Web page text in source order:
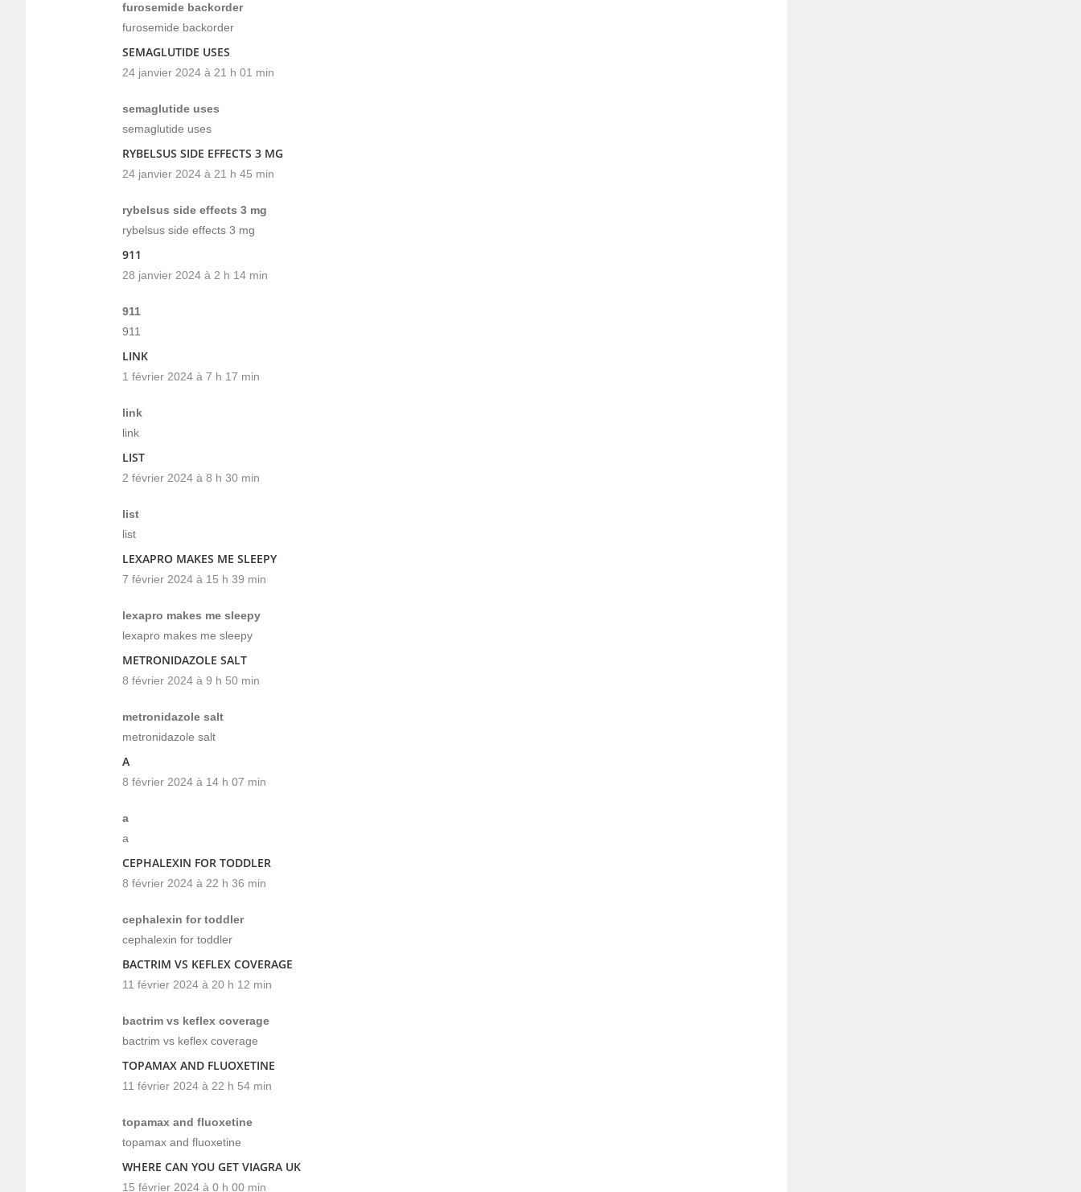
furosemide backorder
furosemide backorder
SEMAGLUTIDE USES
24 janvier 2024 à 21 h 01 min
semaglutide uses
semaglutide uses
RYBELSUS SIDE EFFECTS 3 MG
24 janvier 2024 à 21 h 45 min
rybelsus side effects 3 mg
rybelsus side effects 3 mg
911
28 janvier 2024 à 2 h 14 min
911
911
LINK
1 février 2024 à 7 h 17 min
link
link
LIST
2 février 2024 à 8 h 30 min
list
list
LEXAPRO MAKES ME SLEEPY
7 février 2024 à 15 h 39 min
lexapro makes me sleepy
lexapro makes me sleepy
METRONIDAZOLE SALT
8 février 2024 à 9 h 50 min
metronidazole salt
metronidazole salt
A
8 février 2024 à 14 h 07 min
a
a
CEPHALEXIN FOR TODDLER
8 février 2024 à 22 h 36 min
cephalexin for toddler
cephalexin for toddler
BACTRIM VS KEFLEX COVERAGE
11 février 2024 à 20 h 12 min
bactrim vs keflex coverage
bactrim vs keflex coverage
TOPAMAX AND FLUOXETINE
11 février 2024 à 22 h 54 min
topamax and fluoxetine
topamax and fluoxetine
WHERE CAN YOU GET VIAGRA UK
15 février 2024 à 0 h 00 min